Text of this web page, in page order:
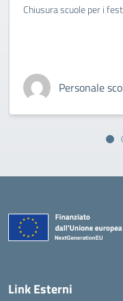
Chiusura scuole per i
Personale
Link Esterni